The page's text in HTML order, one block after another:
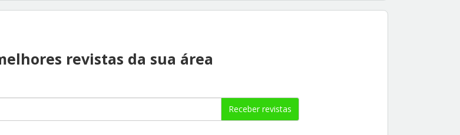
revistas da sua área
Receber revistas